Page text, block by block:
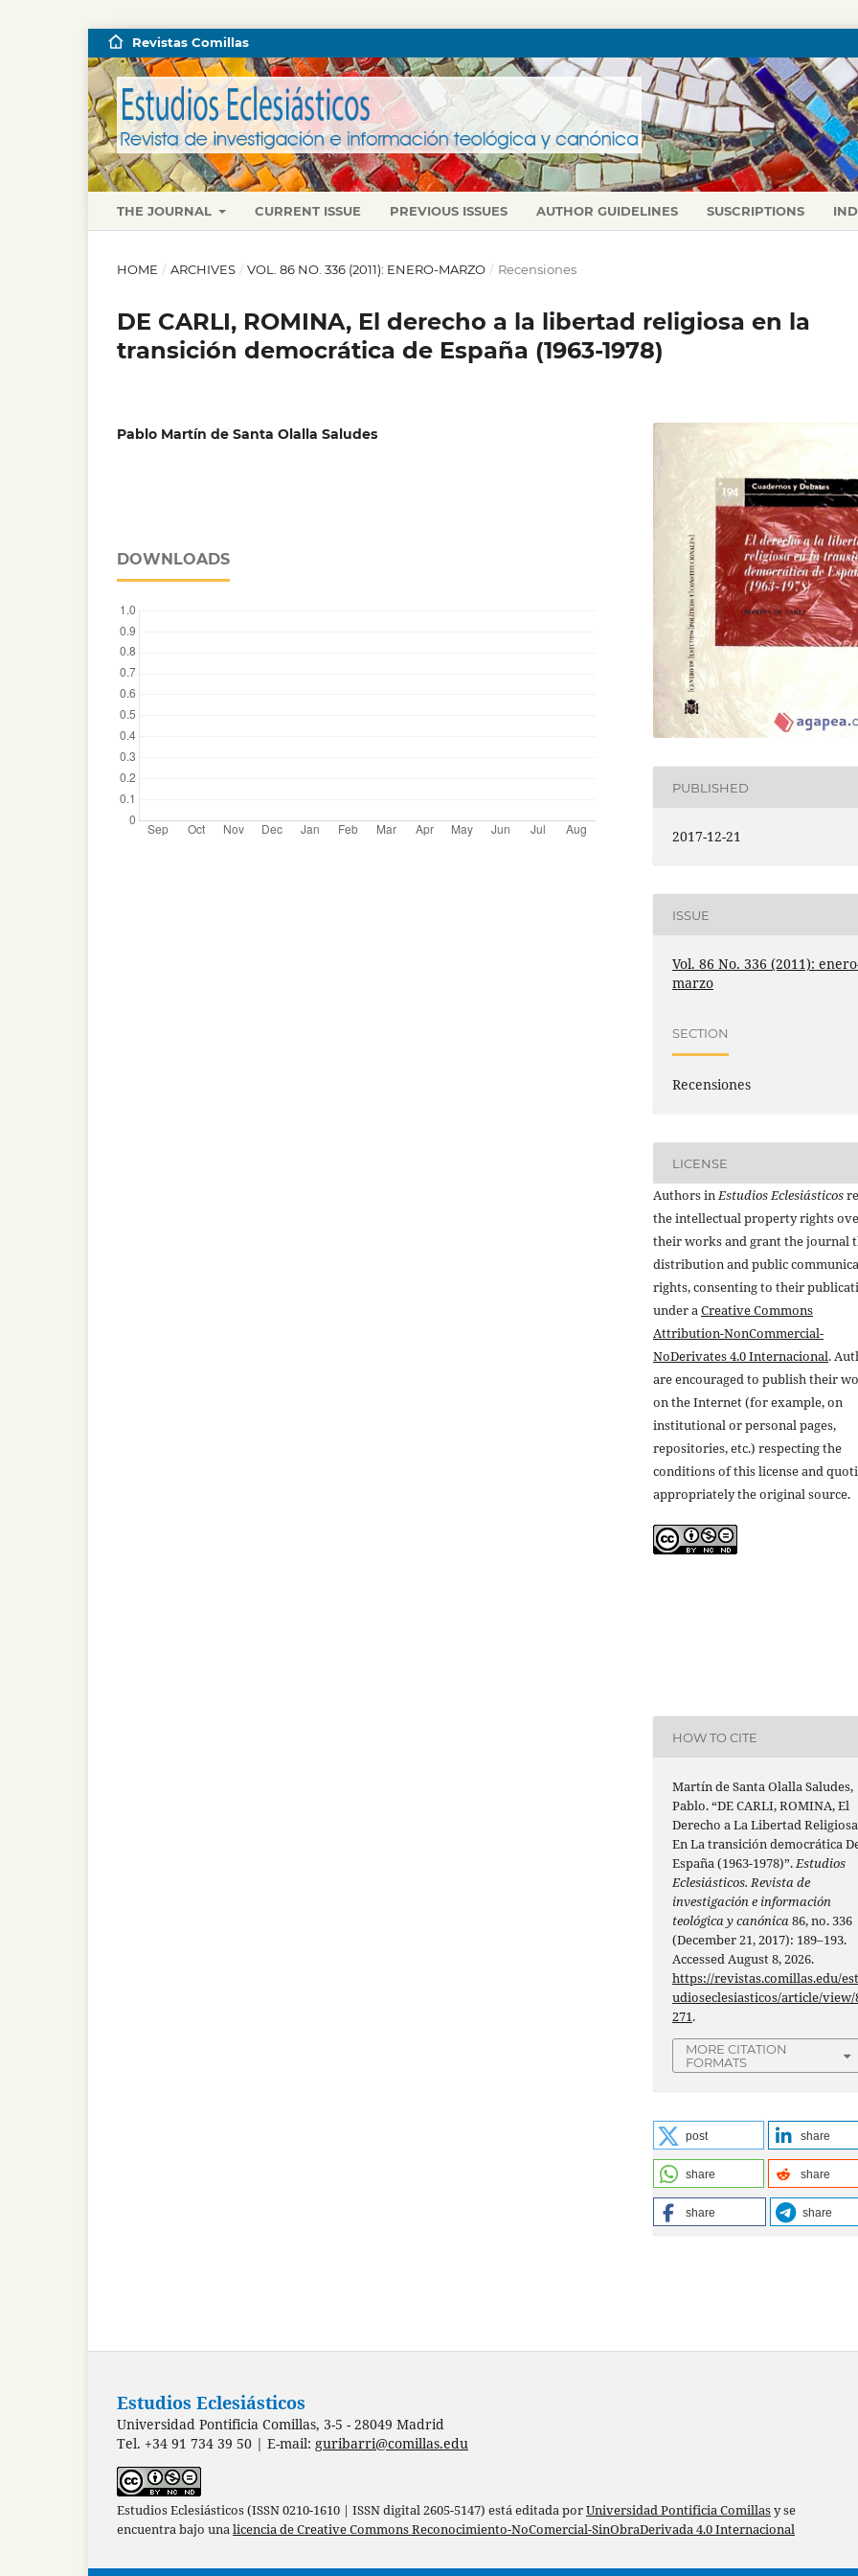
THE JOURNAL CURRENT ISSUE PREVIOUS ISSUES AUTHOR GUIDELINES SUSCRIPTIONS
Revistas Comillas
HOME / ARCHIVES / VOL. 86 NO. 336 (2011): ENERO-MARZO / Recensiones
DE CARLI, ROMINA, El derecho a la libertad religiosa en la
transición democrática de España (1963-1978)
Pablo Martín de Santa Olalla Saludes
DOWNLOADS
PUBLISHED
2017-12-21
ISSUE
Vol. 86 No. 336 (2011):
marzo
SECTION
Recensiones
LICENSE
Authors inEstudios Eclesiásticos
the intellectual property rights
their works and grant the journal
distribution and public
rights, consenting to their
under aCreative Commons
Attribution-NonCommercial-
NoDerivates 4.0 Internacional.
are encouraged to publish their
on the Internet (for example, on
institutional or personal pages,
repositories, etc.) respecting the
conditions of this license and
appropriately the original source.
HOW TO CITE
Martín de Santa Olalla Saludes,
Pablo. “DE CARLI, ROMINA, El
Derecho a La Libertad Religiosa
En La transición democrática
España (1963-1978)”.Estudios
Eclesiásticos. Revista de
investigación e información
teológica y canónica86, no. 336
(December 21, 2017): 189–193.
Accessed August 8, 2026.
https://revistas.comillas.edu/est
udioseclesiasticos/article/view/
271.
MORE CITATION
FORMATS
post share
share share
share share
Estudios Eclesiásticos
Universidad Pontificia Comillas, 3-5 - 28049 Madrid
Tel. +34 91 734 39 50 | E-mail: guribarri@comillas.edu
Estudios Eclesiásticos (ISSN 0210-1610 | ISSN digital 2605-5147) está editada porUniversidad Pontificia Comillasy se
encuentra bajo unalicencia de Creative Commons Reconocimiento-NoComercial-SinObraDerivada 4.0 Internacional